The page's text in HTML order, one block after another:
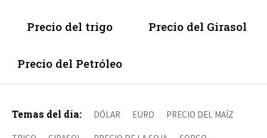
Precio del trigo Precio del Girasol
Precio del Petróleo
Temas del día: DÓLAR EURO PRECIO DEL MAÍZ